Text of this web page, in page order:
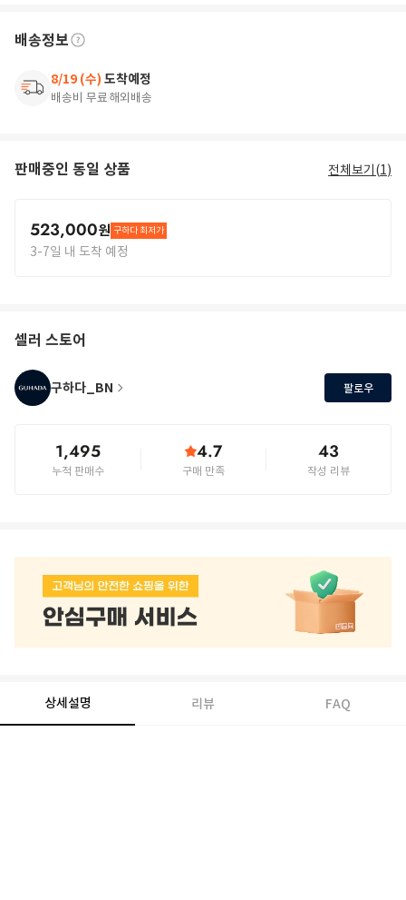
배송정보
8/19 (수) 도착예정
배송비 무료해외배송
판매중인 동일 상품 전체보기(1)
523,000원 구하다 최저가
3-7일 내 도착 예정
셀러 스토어
구하다_BN 팔로우
1,495
누적 판매수
4.7
구매 만족
43
작성 리뷰
상세설명 리뷰 FAQ